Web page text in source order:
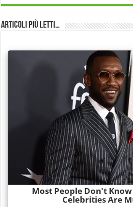
Articoli più Letti…